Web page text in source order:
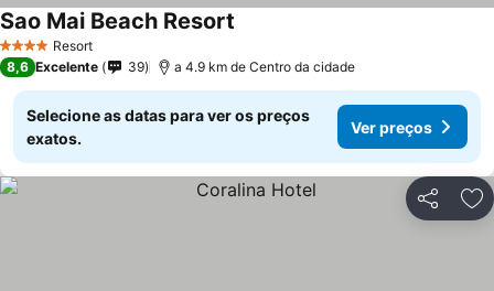
4 EstrelasResort
Sao Mai Beach Resort
8,6 Excelente 39 a 4.9 km de Centro da cidade
Selecione as datas para ver os preços
exatos.
Ver preços
Partilhar